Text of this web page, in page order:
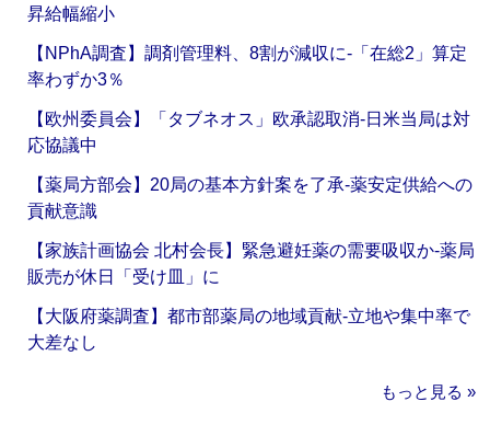
昇給幅縮小
【NPhA調査】調剤管理料、8割が減収に‐「在総2」算定
率わずか3％
【欧州委員会】「タブネオス」欧承認取消‐日米当局は対
応協議中
【薬局方部会】20局の基本方針案を了承‐薬安定供給への
貢献意識
【家族計画協会 北村会長】緊急避妊薬の需要吸収か‐薬局
販売が休日「受け皿」に
【大阪府薬調査】都市部薬局の地域貢献‐立地や集中率で
大差なし
もっと見る »